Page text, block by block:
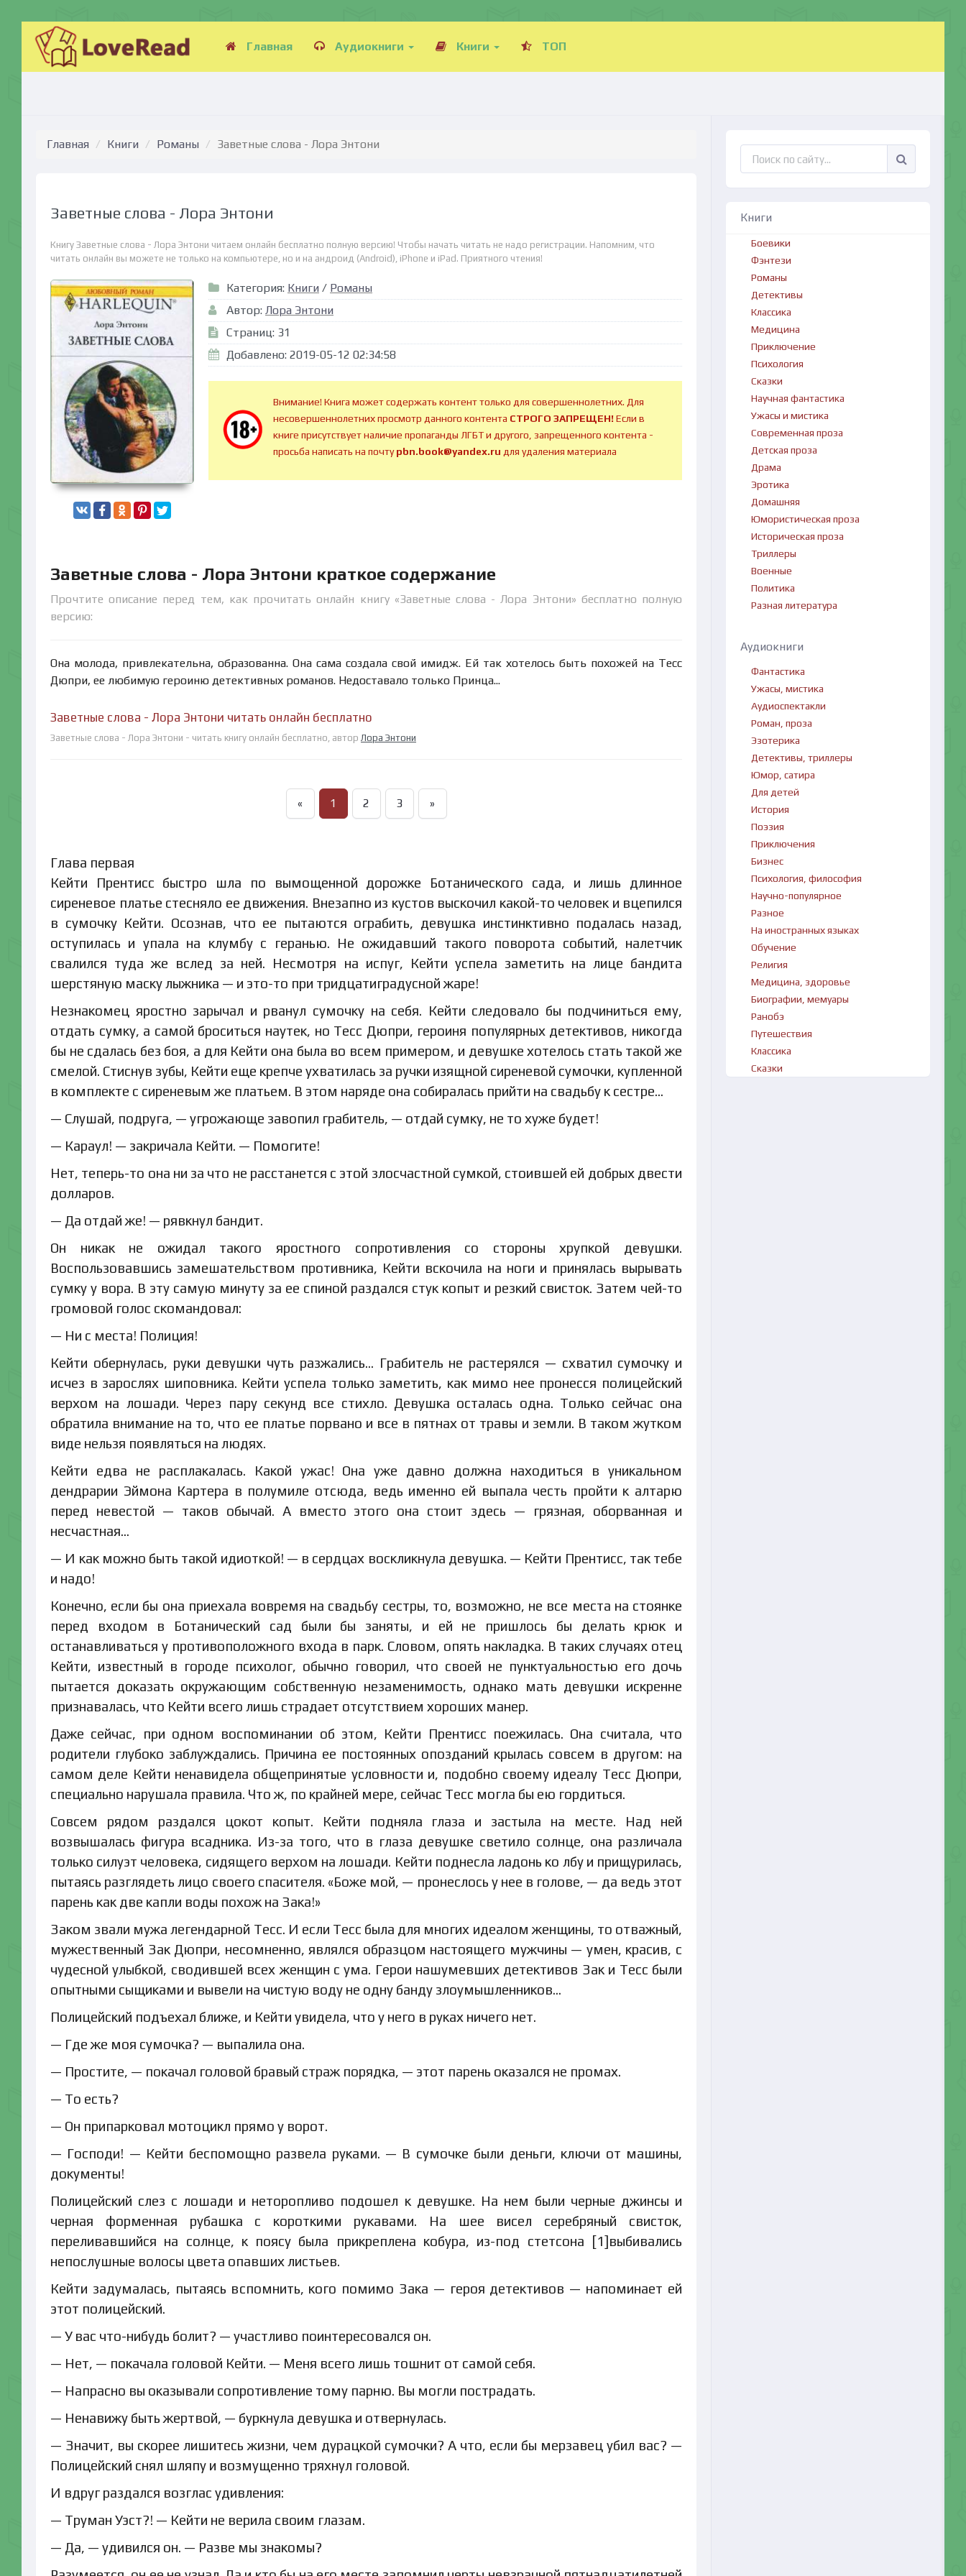
Главная Аудиокниги Книги ТОП
Главная Книги Романы Заветные слова - Лора Энтони
Заветные слова - Лора Энтони
Книгу Заветные слова - Лора Энтони читаем онлайн бесплатно полную версию! Чтобы начать читать не надо регистрации. Напомним, что
читать онлайн вы можете не только на компьютере, но и на андроид (Android), iPhone и iPad. Приятного чтения!
Категория: Книги / Романы
Автор: Лора Энтони
Страниц: 31
Добавлено: 2019-05-12 02:34:58
Внимание! Книга может содержать контент только для совершеннолетних. Для
несовершеннолетних просмотр данного контента СТРОГО ЗАПРЕЩЕН!Если в
книге присутствует наличие пропаганды ЛГБТ и другого, запрещенного контента -
просьба написать на почтуpbn.book@yandex.ru для удаления материала
Заветные слова - Лора Энтони краткое содержание
Прочтите описание перед тем, как прочитать онлайн книгу «Заветные слова - Лора Энтони» бесплатно полную
версию:
Она молода, привлекательна, образованна. Она сама создала свой имидж. Ей так хотелось быть похожей на Тесс
Дюпри, ее любимую героиню детективных романов. Недоставало только Принца...
Заветные слова - Лора Энтони читать онлайн бесплатно
Заветные слова - Лора Энтони - читать книгу онлайн бесплатно, автор Лора Энтони
« 1 2 3 »
Глава первая
Кейти Прентисс быстро шла по вымощенной дорожке Ботанического сада, и лишь длинное
сиреневое платье стесняло ее движения. Внезапно из кустов выскочил какой-то человек и вцепился
в сумочку Кейти. Осознав, что ее пытаются ограбить, девушка инстинктивно подалась назад,
оступилась и упала на клумбу с геранью. Не ожидавший такого поворота событий, налетчик
свалился туда же вслед за ней. Несмотря на испуг, Кейти успела заметить на лице бандита
шерстяную маску лыжника — и это-то при тридцатиградусной жаре!
Незнакомец яростно зарычал и рванул сумочку на себя. Кейти следовало бы подчиниться ему,
отдать сумку, а самой броситься наутек, но Тесс Дюпри, героиня популярных детективов, никогда
бы не сдалась без боя, а для Кейти она была во всем примером, и девушке хотелось стать такой же
смелой. Стиснув зубы, Кейти еще крепче ухватилась за ручки изящной сиреневой сумочки, купленной
в комплекте с сиреневым же платьем. В этом наряде она собиралась прийти на свадьбу к сестре…
— Слушай, подруга, — угрожающе завопил грабитель, — отдай сумку, не то хуже будет!
— Караул! — закричала Кейти. — Помогите!
Нет, теперь-то она ни за что не расстанется с этой злосчастной сумкой, стоившей ей добрых двести
долларов.
— Да отдай же! — рявкнул бандит.
Он никак не ожидал такого яростного сопротивления со стороны хрупкой девушки.
Воспользовавшись замешательством противника, Кейти вскочила на ноги и принялась вырывать
сумку у вора. В эту самую минуту за ее спиной раздался стук копыт и резкий свисток. Затем чей-то
громовой голос скомандовал:
— Ни с места! Полиция!
Кейти обернулась, руки девушки чуть разжались… Грабитель не растерялся — схватил сумочку и
исчез в зарослях шиповника. Кейти успела только заметить, как мимо нее пронесся полицейский
верхом на лошади. Через пару секунд все стихло. Девушка осталась одна. Только сейчас она
обратила внимание на то, что ее платье порвано и все в пятнах от травы и земли. В таком жутком
виде нельзя появляться на людях.
Кейти едва не расплакалась. Какой ужас! Она уже давно должна находиться в уникальном
дендрарии Эймона Картера в полумиле отсюда, ведь именно ей выпала честь пройти к алтарю
перед невестой — таков обычай. А вместо этого она стоит здесь — грязная, оборванная и
несчастная…
— И как можно быть такой идиоткой! — в сердцах воскликнула девушка. — Кейти Прентисс, так тебе
и надо!
Конечно, если бы она приехала вовремя на свадьбу сестры, то, возможно, не все места на стоянке
перед входом в Ботанический сад были бы заняты, и ей не пришлось бы делать крюк и
останавливаться у противоположного входа в парк. Словом, опять накладка. В таких случаях отец
Кейти, известный в городе психолог, обычно говорил, что своей не пунктуальностью его дочь
пытается доказать окружающим собственную незаменимость, однако мать девушки искренне
признавалась, что Кейти всего лишь страдает отсутствием хороших манер.
Даже сейчас, при одном воспоминании об этом, Кейти Прентисс поежилась. Она считала, что
родители глубоко заблуждались. Причина ее постоянных опозданий крылась совсем в другом: на
самом деле Кейти ненавидела общепринятые условности и, подобно своему идеалу Тесс Дюпри,
специально нарушала правила. Что ж, по крайней мере, сейчас Тесс могла бы ею гордиться.
Совсем рядом раздался цокот копыт. Кейти подняла глаза и застыла на месте. Над ней
возвышалась фигура всадника. Из-за того, что в глаза девушке светило солнце, она различала
только силуэт человека, сидящего верхом на лошади. Кейти поднесла ладонь ко лбу и прищурилась,
пытаясь разглядеть лицо своего спасителя. «Боже мой, — пронеслось у нее в голове, — да ведь этот
парень как две капли воды похож на Зака!»
Заком звали мужа легендарной Тесс. И если Тесс была для многих идеалом женщины, то отважный,
мужественный Зак Дюпри, несомненно, являлся образцом настоящего мужчины — умен, красив, с
чудесной улыбкой, сводившей всех женщин с ума. Герои нашумевших детективов Зак и Тесс были
опытными сыщиками и вывели на чистую воду не одну банду злоумышленников…
Полицейский подъехал ближе, и Кейти увидела, что у него в руках ничего нет.
— Где же моя сумочка? — выпалила она.
— Простите, — покачал головой бравый страж порядка, — этот парень оказался не промах.
— То есть?
— Он припарковал мотоцикл прямо у ворот.
— Господи! — Кейти беспомощно развела руками. — В сумочке были деньги, ключи от машины,
документы!
Полицейский слез с лошади и неторопливо подошел к девушке. На нем были черные джинсы и
черная форменная рубашка с короткими рукавами. На шее висел серебряный свисток,
переливавшийся на солнце, к поясу была прикреплена кобура, из-под стетсона [1]выбивались
непослушные волосы цвета опавших листьев.
Кейти задумалась, пытаясь вспомнить, кого помимо Зака — героя детективов — напоминает ей
этот полицейский.
— У вас что-нибудь болит? — участливо поинтересовался он.
— Нет, — покачала головой Кейти. — Меня всего лишь тошнит от самой себя.
— Напрасно вы оказывали сопротивление тому парню. Вы могли пострадать.
— Ненавижу быть жертвой, — буркнула девушка и отвернулась.
— Значит, вы скорее лишитесь жизни, чем дурацкой сумочки? А что, если бы мерзавец убил вас? —
Полицейский снял шляпу и возмущенно тряхнул головой.
И вдруг раздался возглас удивления:
— Труман Уэст?! — Кейти не верила своим глазам.
— Да, — удивился он. — Разве мы знакомы?
Книги
Боевики
Фэнтези
Романы
Детективы
Классика
Медицина
Приключение
Психология
Сказки
Научная фантастика
Ужасы и мистика
Современная проза
Детская проза
Драма
Эротика
Домашняя
Юмористическая проза
Историческая проза
Триллеры
Военные
Политика
Разная литература
Аудиокниги
Фантастика
Ужасы, мистика
Аудиоспектакли
Роман, проза
Эзотерика
Детективы, триллеры
Юмор, сатира
Для детей
История
Поэзия
Приключения
Бизнес
Психология, философия
Научно-популярное
Разное
На иностранных языках
Обучение
Религия
Медицина, здоровье
Биографии, мемуары
Ранобэ
Путешествия
Классика
Сказки